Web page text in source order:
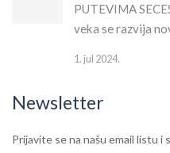
PUTEVIMA
veka se razvija
1. jul 2024.
Newsletter
Newsletter
Prijavite se na našu email listu i
IF